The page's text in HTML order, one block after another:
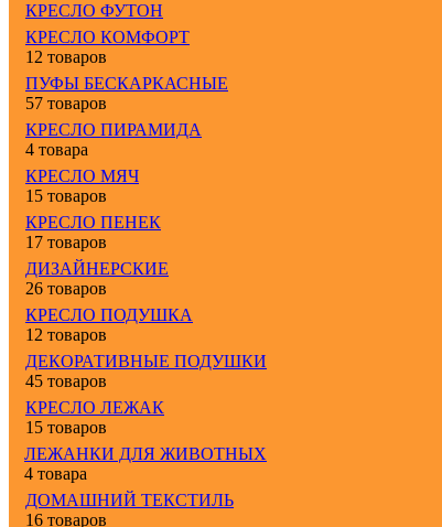
КРЕСЛО ФУТОН
КРЕСЛО КОМФОРТ
12 товаров
ПУФЫ БЕСКАРКАСНЫЕ
57 товаров
КРЕСЛО ПИРАМИДА
4 товара
КРЕСЛО МЯЧ
15 товаров
КРЕСЛО ПЕНЕК
17 товаров
ДИЗАЙНЕРСКИЕ
26 товаров
КРЕСЛО ПОДУШКА
12 товаров
ДЕКОРАТИВНЫЕ ПОДУШКИ
45 товаров
КРЕСЛО ЛЕЖАК
15 товаров
ЛЕЖАНКИ ДЛЯ ЖИВОТНЫХ
4 товара
ДОМАШНИЙ ТЕКСТИЛЬ
16 товаров